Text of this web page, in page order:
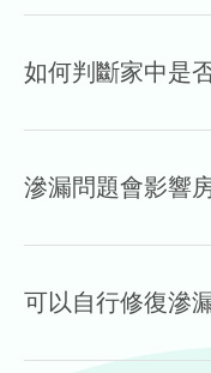
如何判斷家中是
滲漏問題會影響
可以自行修復滲